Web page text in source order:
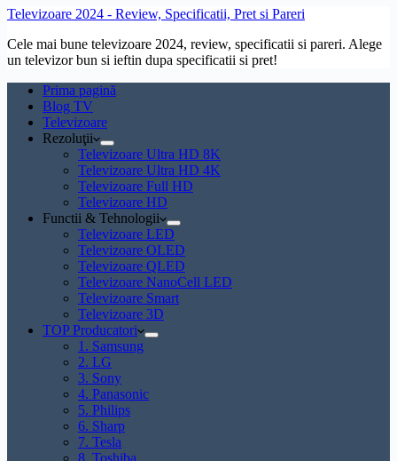
Televizoare 2024 - Review, Specificatii, Pret si Pareri
Cele mai bune televizoare 2024, review, specificatii si pareri. Alege
un televizor bun si ieftin dupa specificatii si pret!
Prima pagină
Blog TV
Televizoare
Rezoluţii
Televizoare Ultra HD 8K
Televizoare Ultra HD 4K
Televizoare Full HD
Televizoare HD
Functii & Tehnologii
Televizoare LED
Televizoare OLED
Televizoare QLED
Televizoare NanoCell LED
Televizoare Smart
Televizoare 3D
TOP Producatori
1. Samsung
2. LG
3. Sony
4. Panasonic
5. Philips
6. Sharp
7. Tesla
8. Toshiba